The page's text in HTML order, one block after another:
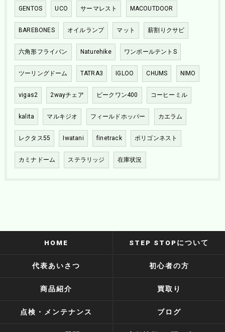
GENTOS UCO サーマレスト MACOUTDOOR
BAREBONES オイルランプ マット 薪割りクサビ
六角形フライパン Naturehike ワンポールテントS
ツーリングドーム TATRA3 IGLOO CHUMS NIMO
vigas2 2wayチェア ピークワン400 コーヒーミル
kalita マルキジオ フィールドホッパー カエラム
レクタス55 Iwatani finetrack ポリゴンネスト
カミナドーム ステラリッジ 在庫状況
HOME STEP STOPについて
代表あいさつ 初心者の方
商品紹介 買取り
点検・メンテナンス ブログ